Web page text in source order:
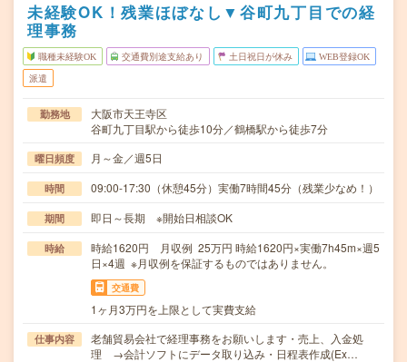
未経験OK！残業ほぼなし▼谷町九丁目での経
理事務
職種未経験OK 交通費別途支給あり 土日祝日が休み WEB登録OK
派遣
勤務地
大阪市天王寺区
谷町九丁目駅から徒歩10分／鶴橋駅から徒歩7分
曜日頻度 月～金／週5日
時間 09:00-17:30（休憩45分）実働7時間45分（残業少なめ！）
期間 即日～長期 ※開始日相談OK
時給
時給1620円 月収例 25万円 時給1620円×実働7h45m×週5
日×4週 ※月収例を保証するものではありません。
交通費
1ヶ月3万円を上限として実費支給
仕事内容
老舗貿易会社で経理事務をお願いします・売上、入金処
理 →会計ソフトにデータ取り込み・日程表作成(Ex…